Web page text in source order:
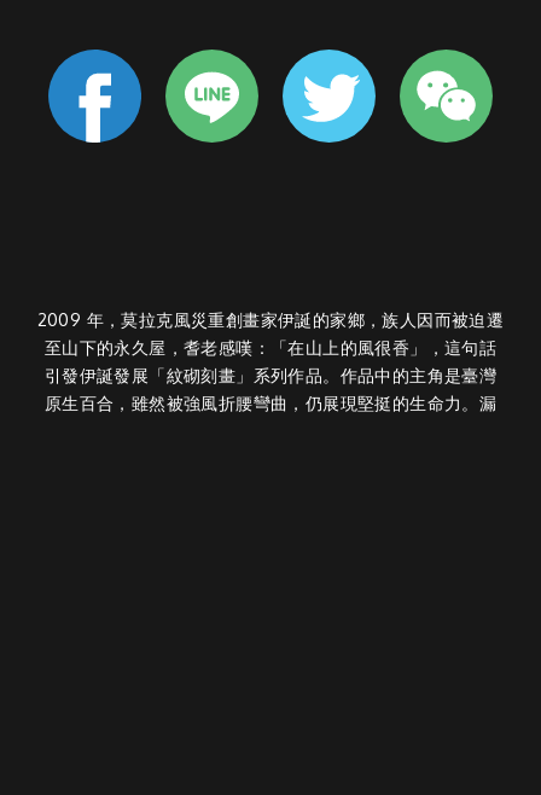
2009 年，莫拉克風災重創畫家伊誕的家鄉，族人因而被迫遷
至山下的永久屋，耆老感嘆：「在山上的風很香」，這句話
引發伊誕發展「紋砌刻畫」系列作品。作品中的主角是臺灣
原生百合，雖然被強風折腰彎曲，仍展現堅挺的生命力。漏